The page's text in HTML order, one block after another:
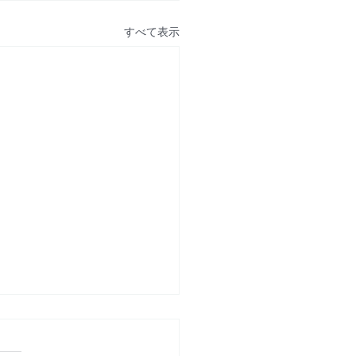
すべて表示